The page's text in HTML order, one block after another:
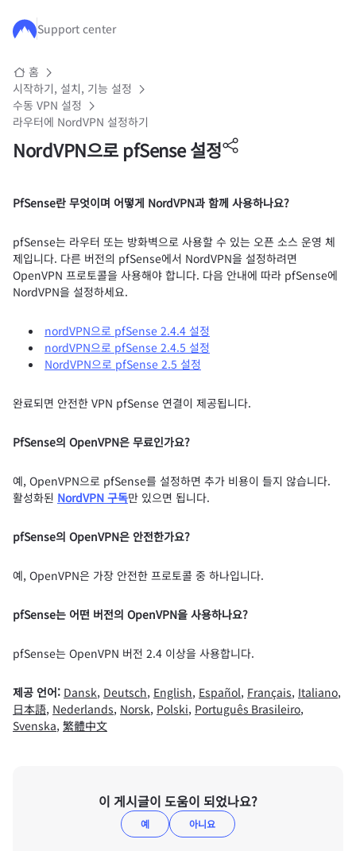
주요 콘텐츠로 건너뛰기
Support center
홈
시작하기, 설치, 기능 설정
수동 VPN 설정
라우터에 NordVPN 설정하기
NordVPN으로 pfSense 설정
PfSense란 무엇이며 어떻게 NordVPN과 함께 사용하나요?
pfSense는 라우터 또는 방화벽으로 사용할 수 있는 오픈 소스 운영 체
제입니다. 다른 버전의 pfSense에서 NordVPN을 설정하려면
OpenVPN 프로토콜을 사용해야 합니다. 다음 안내에 따라 pfSense에
NordVPN을 설정하세요.
nordVPN으로 pfSense 2.4.4 설정
nordVPN으로 pfSense 2.4.5 설정
NordVPN으로 pfSense 2.5 설정
완료되면 안전한 VPN pfSense 연결이 제공됩니다.
PfSense의 OpenVPN은 무료인가요?
예, OpenVPN으로 pfSense를 설정하면 추가 비용이 들지 않습니다.
활성화된 NordVPN 구독만 있으면 됩니다.
pfSense의 OpenVPN은 안전한가요?
예, OpenVPN은 가장 안전한 프로토콜 중 하나입니다.
pfSense는 어떤 버전의 OpenVPN을 사용하나요?
pfSense는 OpenVPN 버전 2.4 이상을 사용합니다.
제공 언어: Dansk, Deutsch, English, Español, Français, Italiano,
日本語, Nederlands, Norsk, Polski, Português Brasileiro,
Svenska, 繁體中文
이 게시글이 도움이 되었나요?
예 아니요